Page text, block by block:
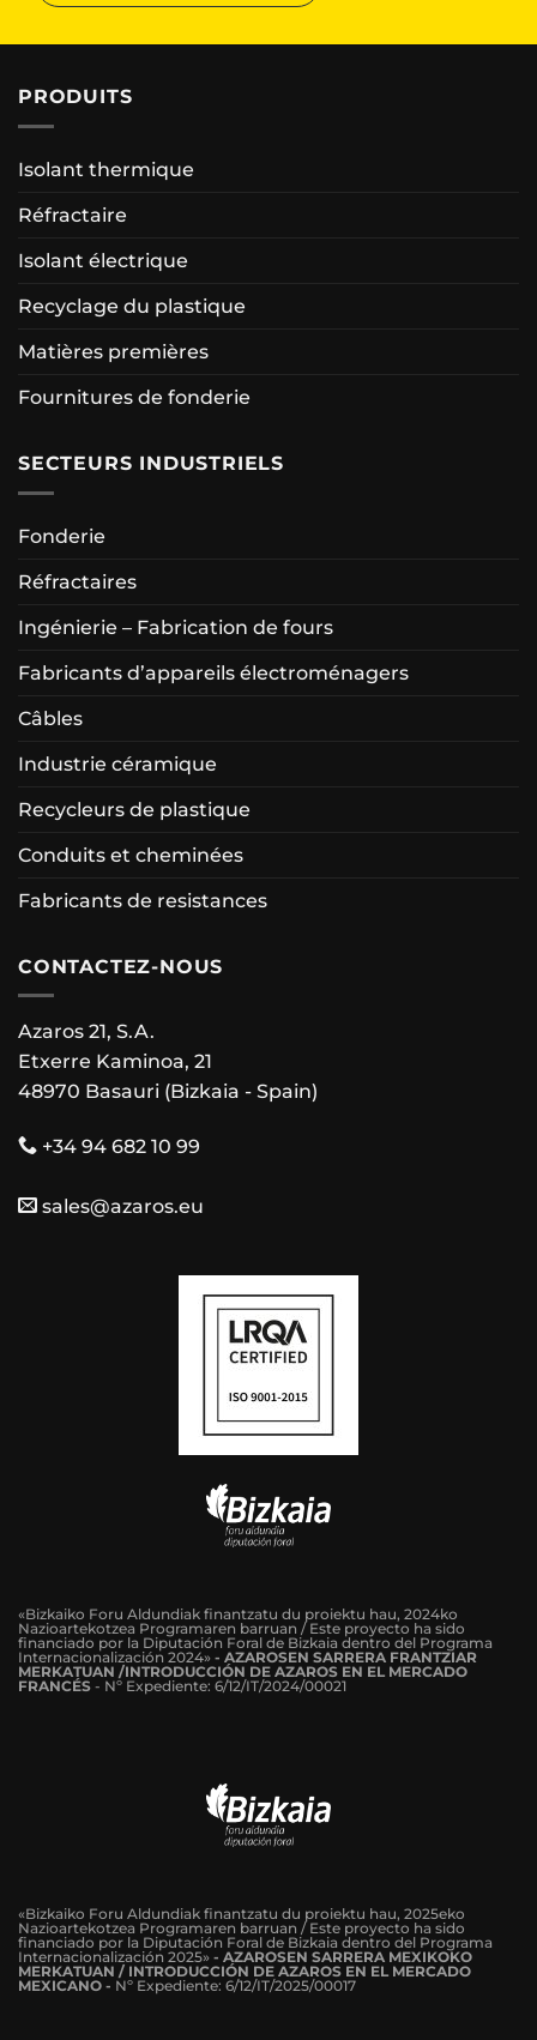
PRODUITS
Isolant thermique
Réfractaire
Isolant électrique
Recyclage du plastique
Matières premières
Fournitures de fonderie
SECTEURS INDUSTRIELS
Fonderie
Réfractaires
Ingénierie – Fabrication de fours
Fabricants d’appareils électroménagers
Câbles
Industrie céramique
Recycleurs de plastique
Conduits et cheminées
Fabricants de resistances
CONTACTEZ-NOUS
Azaros 21, S.A.
Etxerre Kaminoa, 21
48970 Basauri (Bizkaia - Spain)
+34 94 682 10 99
sales@azaros.eu
«Bizkaiko Foru Aldundiak finantzatu du proiektu hau, 2024ko
Nazioartekotzea Programaren barruan / Este proyecto ha sido
financiado por la Diputación Foral de Bizkaia dentro del Programa
Internacionalización 2024» - AZAROSEN SARRERA FRANTZIAR
MERKATUAN /INTRODUCCIÓN DE AZAROS EN EL MERCADO
FRANCÉS - Nº Expediente: 6/12/IT/2024/00021
«Bizkaiko Foru Aldundiak finantzatu du proiektu hau, 2025eko
Nazioartekotzea Programaren barruan / Este proyecto ha sido
financiado por la Diputación Foral de Bizkaia dentro del Programa
Internacionalización 2025» - AZAROSEN SARRERA MEXIKOKO
MERKATUAN / INTRODUCCIÓN DE AZAROS EN EL MERCADO
MEXICANO - Nº Expediente: 6/12/IT/2025/00017